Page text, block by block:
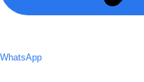
WhatsApp